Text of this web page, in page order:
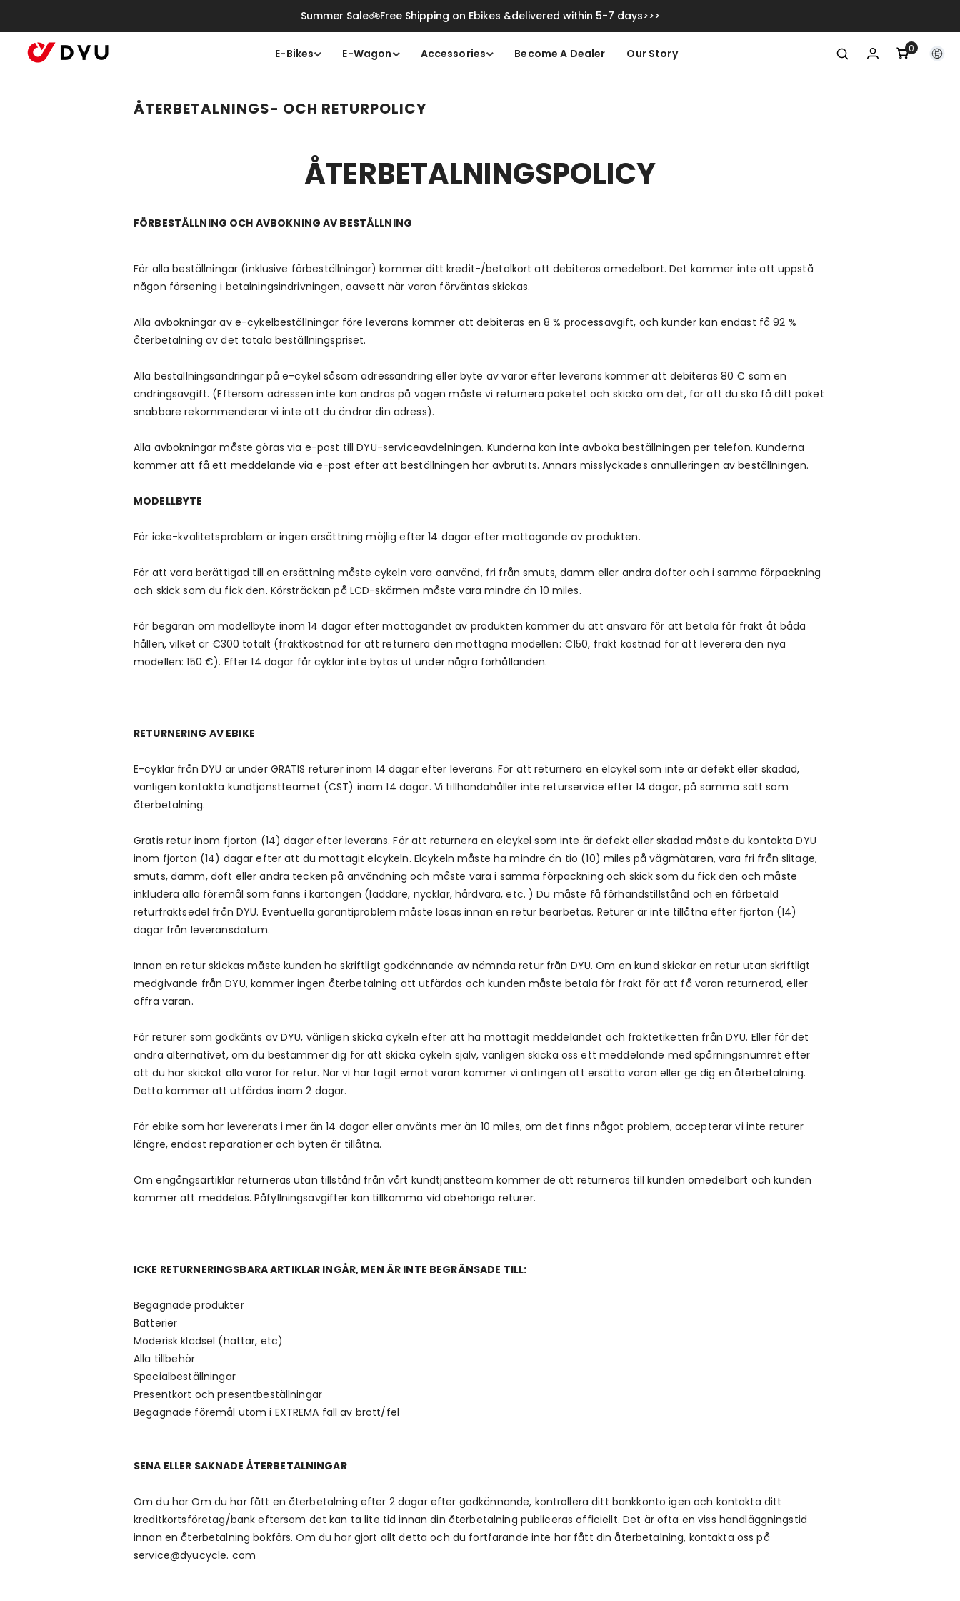
Summer Sale🚲Free Shipping on Ebikes &delivered within 5-7 days>>>
E-Bikes E-Wagon Accessories Become A Dealer Our Story 00
artiklar
ÅTERBETALNINGS- OCH RETURPOLICY
ÅTERBETALNINGSPOLICY
FÖRBESTÄLLNING OCH AVBOKNING AV BESTÄLLNING
För alla beställningar (inklusive förbeställningar) kommer ditt kredit-/betalkort att debiteras omedelbart. Det kommer inte att uppstå
någon försening i betalningsindrivningen, oavsett när varan förväntas skickas.
Alla avbokningar av e-cykelbeställningar före leverans kommer att debiteras en 8 % processavgift, och kunder kan endast få 92 %
återbetalning av det totala beställningspriset.
Alla beställningsändringar på e-cykel såsom adressändring eller byte av varor efter leverans kommer att debiteras 80 € som en
ändringsavgift. (Eftersom adressen inte kan ändras på vägen måste vi returnera paketet och skicka om det, för att du ska få ditt paket
snabbare rekommenderar vi inte att du ändrar din adress).
Alla avbokningar måste göras via e-post till DYU-serviceavdelningen. Kunderna kan inte avboka beställningen per telefon. Kunderna
kommer att få ett meddelande via e-post efter att beställningen har avbrutits. Annars misslyckades annulleringen av beställningen.
MODELLBYTE
För icke-kvalitetsproblem är ingen ersättning möjlig efter 14 dagar efter mottagande av produkten.
För att vara berättigad till en ersättning måste cykeln vara oanvänd, fri från smuts, damm eller andra dofter och i samma förpackning
och skick som du fick den. Körsträckan på LCD-skärmen måste vara mindre än 10 miles.
För begäran om modellbyte inom 14 dagar efter mottagandet av produkten kommer du att ansvara för att betala för frakt åt båda
hållen, vilket är €300 totalt (fraktkostnad för att returnera den mottagna modellen: €150, frakt kostnad för att leverera den nya
modellen: 150 €). Efter 14 dagar får cyklar inte bytas ut under några förhållanden.
RETURNERING AV EBIKE
E-cyklar från DYU är under GRATIS returer inom 14 dagar efter leverans. För att returnera en elcykel som inte är defekt eller skadad,
vänligen kontakta kundtjänstteamet (CST) inom 14 dagar. Vi tillhandahåller inte returservice efter 14 dagar, på samma sätt som
återbetalning.
Gratis retur inom fjorton (14) dagar efter leverans. För att returnera en elcykel som inte är defekt eller skadad måste du kontakta DYU
inom fjorton (14) dagar efter att du mottagit elcykeln. Elcykeln måste ha mindre än tio (10) miles på vägmätaren, vara fri från slitage,
smuts, damm, doft eller andra tecken på användning och måste vara i samma förpackning och skick som du fick den och måste
inkludera alla föremål som fanns i kartongen (laddare, nycklar, hårdvara, etc. ) Du måste få förhandstillstånd och en förbetald
returfraktsedel från DYU. Eventuella garantiproblem måste lösas innan en retur bearbetas. Returer är inte tillåtna efter fjorton (14)
dagar från leveransdatum.
Innan en retur skickas måste kunden ha skriftligt godkännande av nämnda retur från DYU. Om en kund skickar en retur utan skriftligt
medgivande från DYU, kommer ingen återbetalning att utfärdas och kunden måste betala för frakt för att få varan returnerad, eller
offra varan.
För returer som godkänts av DYU, vänligen skicka cykeln efter att ha mottagit meddelandet och fraktetiketten från DYU. Eller för det
andra alternativet, om du bestämmer dig för att skicka cykeln själv, vänligen skicka oss ett meddelande med spårningsnumret efter
att du har skickat alla varor för retur. När vi har tagit emot varan kommer vi antingen att ersätta varan eller ge dig en återbetalning.
Detta kommer att utfärdas inom 2 dagar.
För ebike som har levererats i mer än 14 dagar eller använts mer än 10 miles, om det finns något problem, accepterar vi inte returer
längre, endast reparationer och byten är tillåtna.
Om engångsartiklar returneras utan tillstånd från vårt kundtjänstteam kommer de att returneras till kunden omedelbart och kunden
kommer att meddelas. Påfyllningsavgifter kan tillkomma vid obehöriga returer.
ICKE RETURNERINGSBARA ARTIKLAR INGÅR, MEN ÄR INTE BEGRÄNSADE TILL:
Begagnade produkter
Batterier
Moderisk klädsel (hattar, etc)
Alla tillbehör
Specialbeställningar
Presentkort och presentbeställningar
Begagnade föremål utom i EXTREMA fall av brott/fel
SENA ELLER SAKNADE ÅTERBETALNINGAR
Om du har Om du har fått en återbetalning efter 2 dagar efter godkännande, kontrollera ditt bankkonto igen och kontakta ditt
kreditkortsföretag/bank eftersom det kan ta lite tid innan din återbetalning publiceras officiellt. Det är ofta en viss handläggningstid
innan en återbetalning bokförs. Om du har gjort allt detta och du fortfarande inte har fått din återbetalning, kontakta oss på
service@dyucycle. com